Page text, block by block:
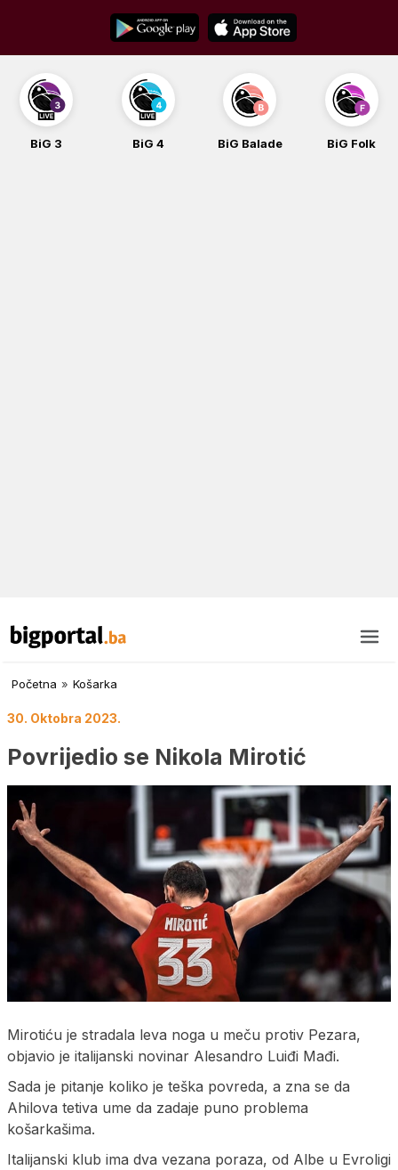
content
BiG 3 BiG 4 BiG Balade BiG Folk
Početna » Košarka
30. Oktobra 2023.
Povrijedio se Nikola Mirotić
Mirotiću je stradala leva noga u meču protiv Pezara,
objavio je italijanski novinar Alesandro Luiđi Mađi.
Sada je pitanje koliko je teška povreda, a zna se da
Ahilova tetiva ume da zadaje puno problema
košarkašima.
Italijanski klub ima dva vezana poraza, od Albe u Evroligi